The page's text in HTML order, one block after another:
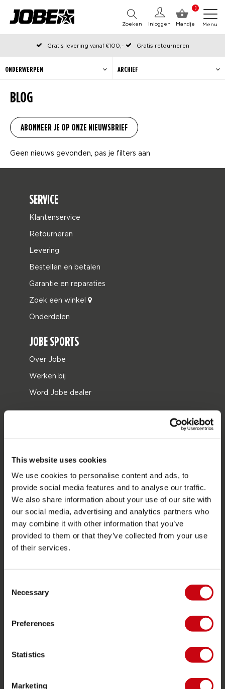
This website uses cookies
We use cookies to personalise content and ads, to
provide social media features and to analyse our traffic.
We also share information about your use of our site with
our social media, advertising and analytics partners who
may combine it with other information that you’ve
provided to them or that they’ve collected from your use
of their services.
Selection
Necessary
Preferences
Statistics
Marketing
0
Mandje
Inloggen
Zoeken Menu
Gratis levering vanaf €100,-
Gratis retourneren
Officiële Jobe webshop
Op werkdagen voor 12:00 uur besteld, dezelfde dag verzonden
BLOG
ONDERWERPEN ARCHIEF
Geen nieuws gevonden, pas je filters aan
SERVICE
Klantenservice
Retourneren
Levering
Bestellen en betalen
Garantie en reparaties
Zoek een winkel
Onderdelen
JOBE SPORTS
Over Jobe
Werken bij
Word Jobe dealer
Funtubes
Foil
Zwemvesten
SUP
Wetsuits
Kneeboarden
Kleding & schoenen
Boating accessoires